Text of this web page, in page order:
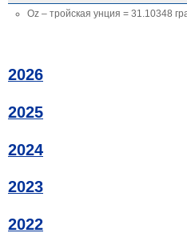
Oz – тройская унция = 31.10348
2026
2025
2024
2023
2022